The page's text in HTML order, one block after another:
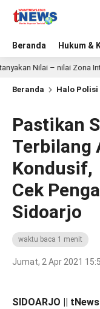
Beranda Hukum &
Nilai – nilai Zona
Beranda Halo Polisi
Pastikan
Terbilang
Kondusif,
Cek
Sidoarjo
waktu baca 1 menit
Jumat, 2 Apr 2021
SIDOARJO ||